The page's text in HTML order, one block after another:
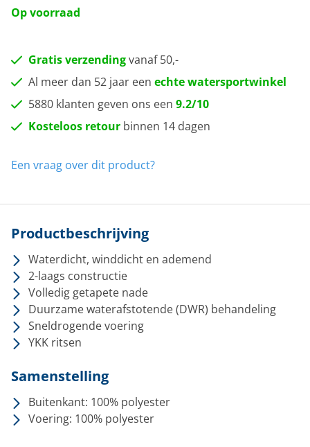
Op voorraad
Gratis verzendingvanaf 50,-
Al meer dan 52 jaar een echte watersportwinkel
5880 klanten geven ons een 9.2/10
Kosteloos retour binnen 14 dagen
Een vraag over dit product?
Productbeschrijving
Waterdicht, winddicht en ademend
2-laags constructie
Volledig getapete nade
Duurzame waterafstotende (DWR) behandeling
Sneldrogende voering
YKK ritsen
Samenstelling
Buitenkant: 100% polyester
Voering: 100% polyester